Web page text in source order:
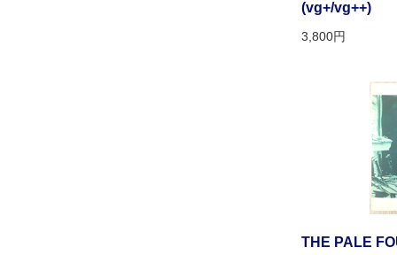
(vg+/vg++)
3,800円
THE PALE